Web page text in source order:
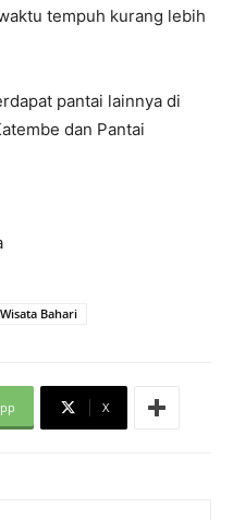
tempuh kurang lebih
pantai lainnya di
dan Pantai
Wisata Bahari
X